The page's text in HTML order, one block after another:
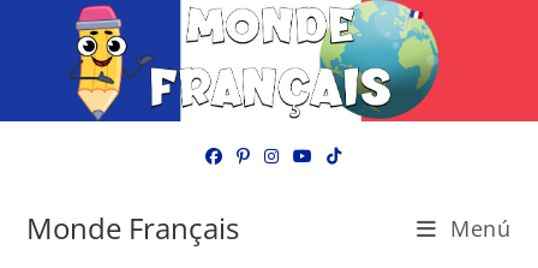
Monde Français Menú